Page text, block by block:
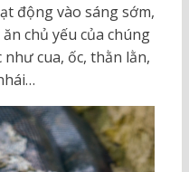
động vào sáng sớm,
chủ yếu của chúng
như cua, ốc, thằn lằn,